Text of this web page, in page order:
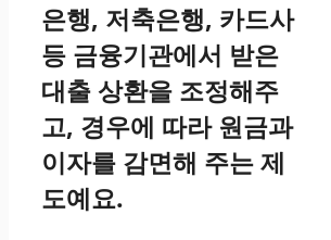
은행, 저축은행, 카드사
등 금융기관에서 받은
대출 상환을 조정해주
고, 경우에 따라 원금과
이자를 감면해 주는 제
도예요.